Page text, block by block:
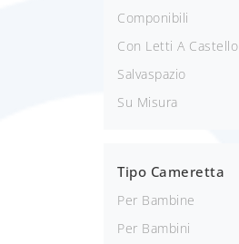
Componibili
Con Letti A Castello
Salvaspazio
Su Misura
Tipo Cameretta
Per Bambine
Per Bambini